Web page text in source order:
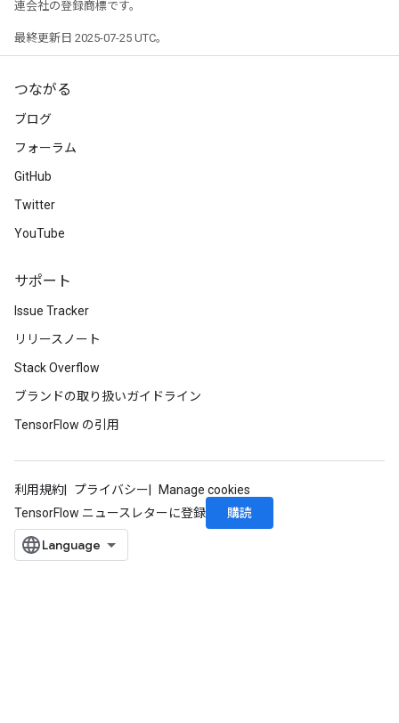
連会社の登録商標です。
最終更新日 2025-07-25 UTC。
つながる
ブログ
フォーラム
GitHub
Twitter
YouTube
サポート
Issue Tracker
リリースノート
Stack Overflow
ブランドの取り扱いガイドライン
TensorFlow の引用
利用規約 プライバシー
Manage cookies
TensorFlow ニュースレターに登録
購読